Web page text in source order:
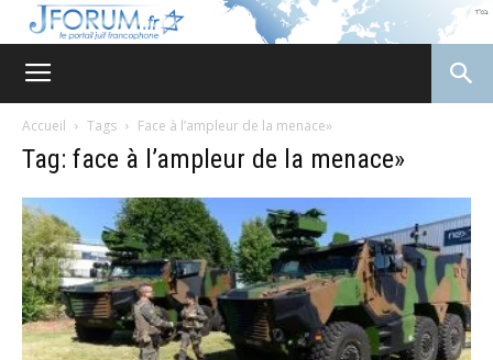
Accueil Tags Face à l’ampleur de la menace»
Tag: face à l’ampleur de la menace»